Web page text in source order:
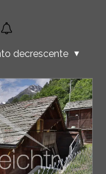
decrescente